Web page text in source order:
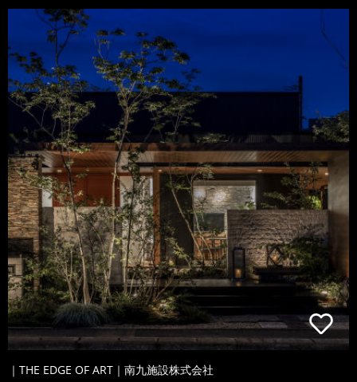
｜THE EDGE OF ART｜南九施設株式会社